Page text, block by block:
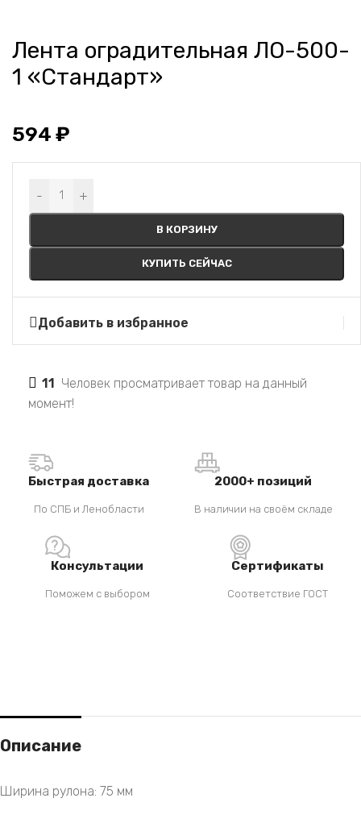
Лента оградительная ЛО-500-
1 «Стандарт»
594 ₽
- +
В КОРЗИНУ
КУПИТЬ СЕЙЧАС
Alternative:
Добавить в избранное
11
Человек просматривает товар на данный
момент!
Быстрая доставка
По СПБ и Ленобласти
2000+ позиций
В наличии на своём складе
Консультации
Поможем с выбором
Сертификаты
Соответствие ГОСТ
Описание
Ширина рулона: 75 мм